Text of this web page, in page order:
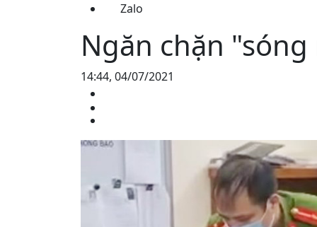
Zalo
Ngăn chặn
14:44, 04/07/2021